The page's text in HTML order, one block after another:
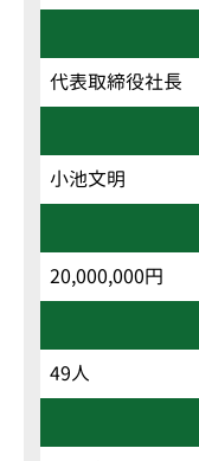
代表取締役社長
小池文明
20,000,000円
49人